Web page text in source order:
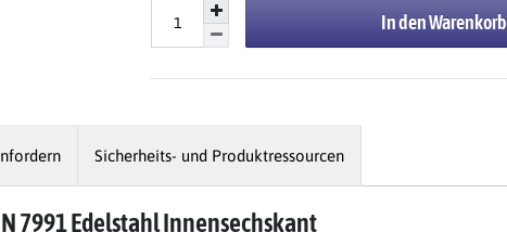
In den Warenkorb
Sicherheits- und Produktressourcen
7991 Edelstahl Innensechskant